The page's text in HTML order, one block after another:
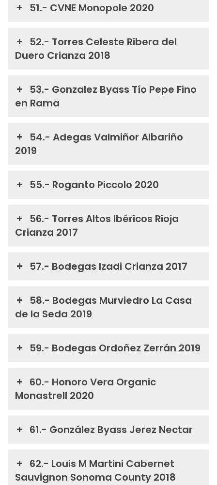
51.- CVNE Monopole 2020
52.- Torres Celeste Ribera del
Duero Crianza 2018
53.- Gonzalez Byass Tío Pepe Fino
en Rama
54.- Adegas Valmiñor Albariño
2019
55.- Roganto Piccolo 2020
56.- Torres Altos Ibéricos Rioja
Crianza 2017
57.- Bodegas Izadi Crianza 2017
58.- Bodegas Murviedro La Casa
de la Seda 2019
59.- Bodegas Ordoñez Zerrán 2019
60.- Honoro Vera Organic
Monastrell 2020
61.- González Byass Jerez Nectar
62.- Louis M Martini Cabernet
Sauvignon Sonoma County 2018